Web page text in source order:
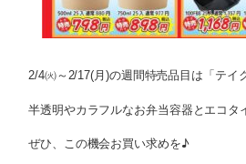
2/4㈫～2/17(月)の週間特売品目は「テイ
半透明やカラフルなお弁当容器とエコタ
ぜひ、この機会お買い求めを♪